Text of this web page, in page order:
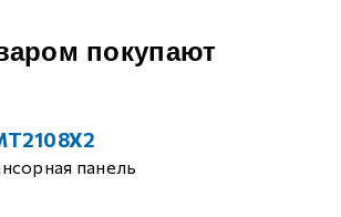
покупают
панель